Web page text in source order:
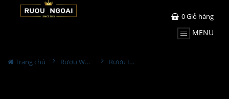
0Giỏ hàng
MENU
Trang chủ Rượu Whisky Rượu Imperial Blue